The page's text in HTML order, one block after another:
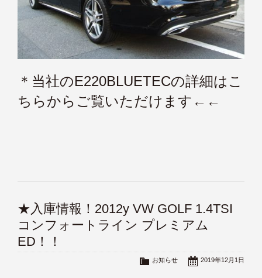
＊ 当社のE220BLUETECの詳細はこ
ちらからご覧いただけます←←
★入庫情報！2012y VW GOLF 1.4TSI
コンフォートライン プレミアム
ED！！
2019年12月1日
お知らせ